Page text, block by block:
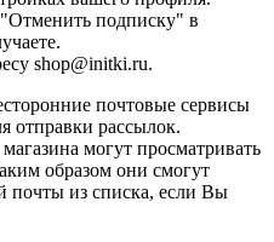
подписку" в
shop@initki.ru.
почтовые сервисы
отправки рассылок.
могут просматривать
образом они смогут
почты из списка, если Вы